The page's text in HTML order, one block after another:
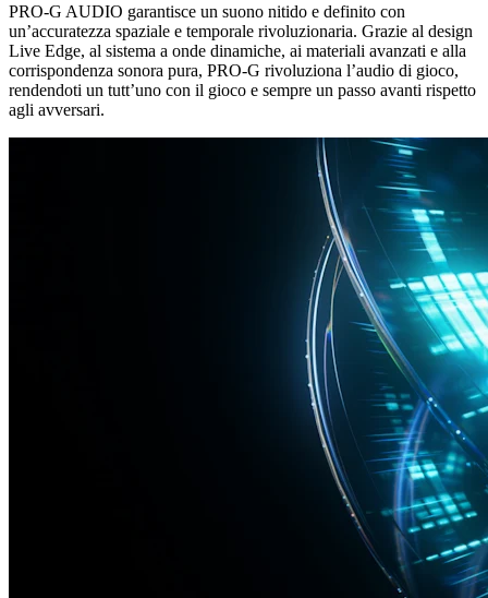
PRO-G AUDIO garantisce un suono nitido e definito con
un’accuratezza spaziale e temporale rivoluzionaria. Grazie al design
Live Edge, al sistema a onde dinamiche, ai materiali avanzati e alla
corrispondenza sonora pura, PRO-G rivoluziona l’audio di gioco,
rendendoti un tutt’uno con il gioco e sempre un passo avanti rispetto
agli avversari.